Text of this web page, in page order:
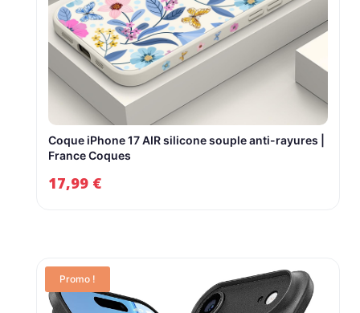
Coque iPhone 17 AIR silicone souple anti-rayures |
France Coques
17,99 €
Promo !